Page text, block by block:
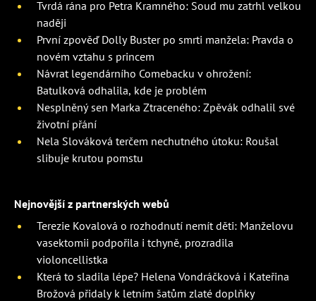
Tvrdá rána pro Petra Kramného: Soud mu zatrhl velkou
naději
První zpověď Dolly Buster po smrti manžela: Pravda o
novém vztahu s princem
Návrat legendárního Comebacku v ohrožení:
Batulková odhalila, kde je problém
Nesplněný sen Marka Ztraceného: Zpěvák odhalil své
životní přání
Nela Slováková terčem nechutného útoku: Roušal
slibuje krutou pomstu
Nejnovější z partnerských webů
Terezie Kovalová o rozhodnutí nemít děti: Manželovu
vasektomii podpořila i tchyně, prozradila
violoncellistka
Která to sladila lépe? Helena Vondráčková i Kateřina
Brožová přidaly k letním šatům zlaté doplňky